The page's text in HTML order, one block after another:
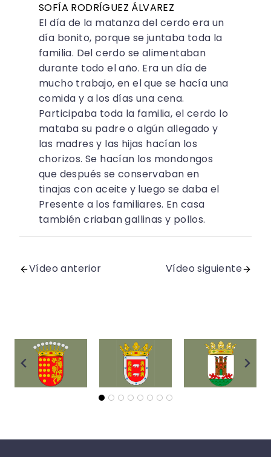
SOFÍA RODRÍGUEZ ÁLVAREZ
El día de la matanza del cerdo era un
día bonito, porque se juntaba toda la
familia. Del cerdo se alimentaban
durante todo el año. Era un día de
mucho trabajo, en el que se hacía una
comida y a los días una cena.
Participaba toda la familia, el cerdo lo
mataba su padre o algún allegado y
las madres y las hijas hacían los
chorizos. Se hacían los mondongos
que después se conservaban en
tinajas con aceite y luego se daba el
Presente a los familiares. En casa
también criaban gallinas y pollos.
Vídeo anterior Vídeo siguiente